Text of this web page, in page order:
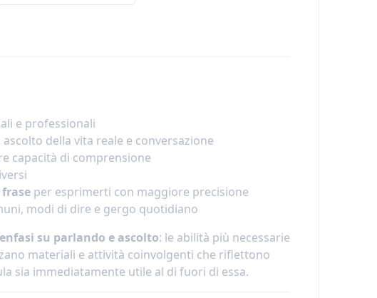
e professionali
della vita reale e conversazione
capacità di comprensione
per esprimerti con maggiore precisione
modi di dire e gergo quotidiano
su parlando e ascolto: le abilità più necessarie
materiali e attività coinvolgenti che riflettono
sia immediatamente utile al di fuori di essa.